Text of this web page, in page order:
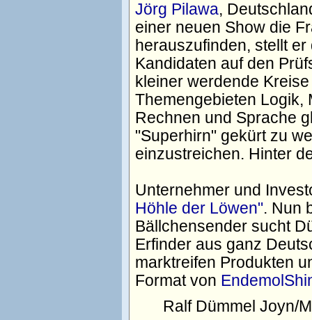
Jörg Pilawa,
einer neuen Show die
herauszufinden, stellt
Kandidaten auf den
kleiner werdende
Themengebieten Logik,
Rechnen und Sprache
"Superhirn" gekürt zu
einzustreichen. Hinter
Unternehmer und
Höhle der Löwen". Nun
Bällchensender sucht
Erfinder aus ganz
marktreifen Produkten
Format von
Ralf Dümmel Joyn/